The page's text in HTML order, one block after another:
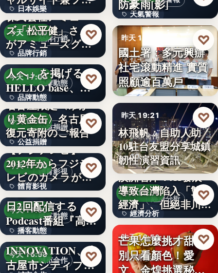
日本娛樂
730円
ァ…
品牌行銷
今天 17:00
品牌行銷
1,200億円
株式会社アミュー
ズ「松平健」さん
がアミューズグル
ープ ス…
♡
品牌動態
今天 17:00
品牌動態
文字
「社長に買われる
人へ」を掲げる
HELLO base、創
業…
♡
公益捐贈
今天 17:00
公益捐贈
4,550,085
名古屋限定〈ゆか
り黄金缶〉名古屋城
復元寄附のご報告
♡
體育影視
今天 17:00
體育影視
99
【フジテレビ】
2012年からフジテ
レビのカメラが追
い続け…
♡
播客動態
今天 17:00
播客動態
文字
俳優・高橋健介が1
日2回配信する
Podcast番組『高
橋…
♡
城市合作
今天 16:58
NEXT
INNOVATION、名
古屋市シティプロ
♡
天氣警報
文字
防豪雨[影]
昨天 19:26
社宅政策
文字
國土署：多元興辦
社宅滾動精進 實質
照顧逾百萬戶
♡
昨天 19:21
國際合作
10
林飛帆：自助人助
10駐台友盟分享城鎮
韌性演習資訊
♡
經濟分析
昨天 18:54
經濟分析
40%
澳洲智庫：AI發展
導致台灣陷入「雙速
經濟」、但絕非川普
所…
♡
昨天 18:53
水果挑選
芒果怎麼挑才甜？
別只看顏色！愛
♡